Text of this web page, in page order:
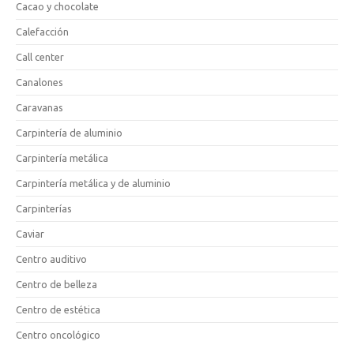
Cacao y chocolate
Calefacción
Call center
Canalones
Caravanas
Carpintería de aluminio
Carpintería metálica
Carpintería metálica y de aluminio
Carpinterías
Caviar
Centro auditivo
Centro de belleza
Centro de estética
Centro oncológico